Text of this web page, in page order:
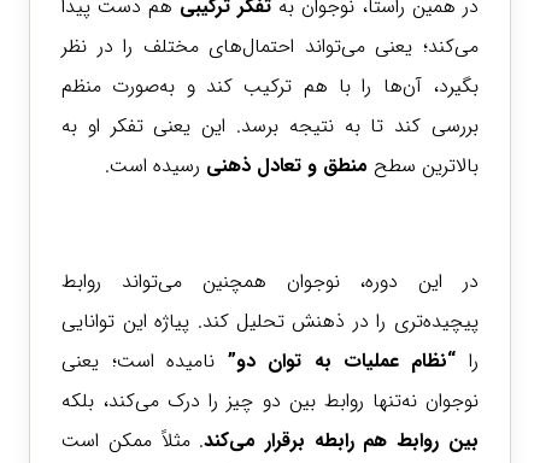
در همین راستا، نوجوان به تفکر ترکیبی هم دست پیدا
می‌کند؛ یعنی می‌تواند احتمال‌های مختلف را در نظر
بگیرد، آن‌ها را با هم ترکیب کند و به‌صورت منظم
بررسی کند تا به نتیجه برسد. این یعنی تفکر او به
بالاترین سطح منطق و تعادل ذهنی رسیده است.
در این دوره، نوجوان همچنین می‌تواند روابط
پیچیده‌تری را در ذهنش تحلیل کند. پیاژه این توانایی
را “نظام عملیات به توان دو” نامیده است؛ یعنی
نوجوان نه‌تنها روابط بین دو چیز را درک می‌کند، بلکه
بین روابط هم رابطه برقرار می‌کند. مثلاً ممکن است